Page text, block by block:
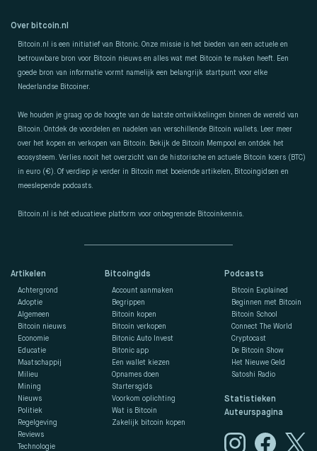
Artikelen
Achtergrond
Adoptie
Algemeen
Bitcoin nieuws
Economie
Educatie
Maatschappij
Milieu
Mining
Nieuws
Politiek
Regelgeving
Reviews
Technologie
Bitcoingids
Account aanmaken
Begrippen
Bitcoin kopen
Bitcoin verkopen
Bitonic Auto Invest
Bitonic app
Een wallet kiezen
Opnames doen
Startersgids
Voorkom oplichting
Wat is Bitcoin
Zakelijk bitcoin kopen
Podcasts
Bitcoin Explained
Beginnen met Bitcoin
Bitcoin School
Connect The World
Cryptocast
De Bitcoin Show
Het Nieuwe Geld
Satoshi Radio
Statistieken
Auteurspagina
Over bitcoin.nl
Bitcoin.nl is een initiatief van Bitonic. Onze missie is het bieden van een actuele en
betrouwbare bron voor Bitcoin nieuws en alles wat met Bitcoin te maken heeft. Een
goede bron van informatie vormt namelijk een belangrijk startpunt voor elke
Nederlandse Bitcoiner.
We houden je graag op de hoogte van de laatste ontwikkelingen binnen de wereld van
Bitcoin. Ontdek de voordelen en nadelen van verschillende Bitcoin wallets. Leer meer
over het kopen en verkopen van Bitcoin. Bekijk de Bitcoin Mempool en ontdek het
ecosysteem. Verlies nooit het overzicht van de historische en actuele Bitcoin koers (BTC)
in euro (€). Of verdiep je verder in Bitcoin met boeiende artikelen, Bitcoingidsen en
meeslepende podcasts.
Bitcoin.nl is hét educatieve platform voor onbegrensde Bitcoinkennis.